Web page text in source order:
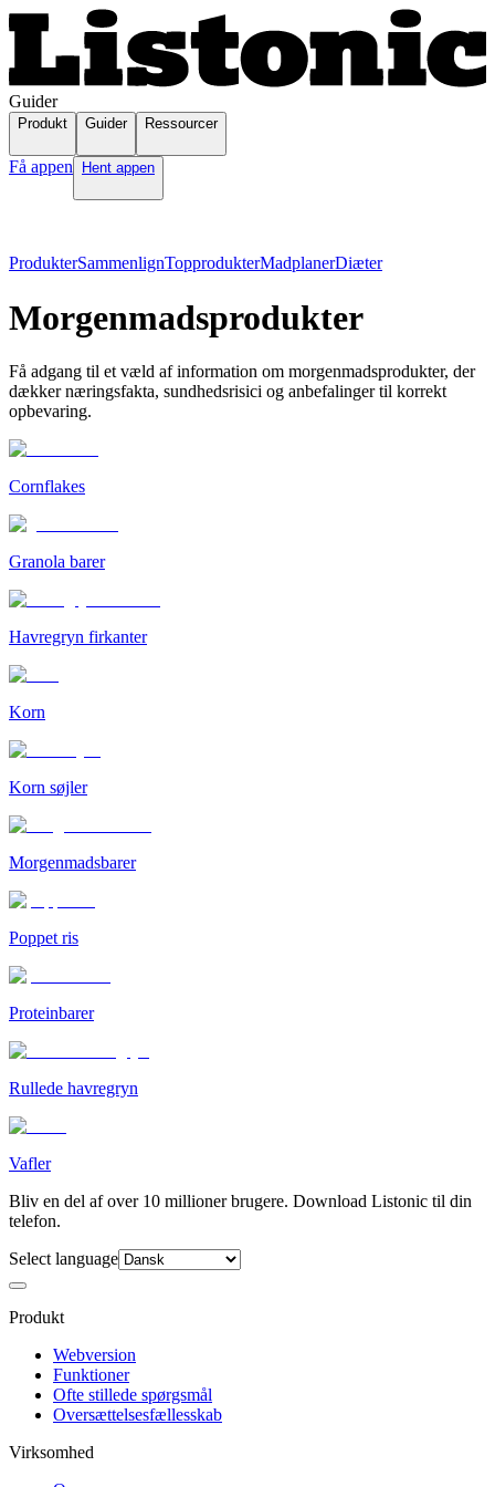
Guider
Produkt Guider Ressourcer
Få appen Hent appen
ProdukterSammenlignTopprodukterMadplanerDiæter
Morgenmadsprodukter
Få adgang til et væld af information om morgenmadsprodukter, der
dækker næringsfakta, sundhedsrisici og anbefalinger til korrekt
opbevaring.
Cornflakes
Granola barer
Havregryn firkanter
Korn
Korn søjler
Morgenmadsbarer
Poppet ris
Proteinbarer
Rullede havregryn
Vafler
Bliv en del af over 10 millioner brugere. Download Listonic til din
telefon.
Select language
Produkt
Webversion
Funktioner
Ofte stillede spørgsmål
Oversættelsesfællesskab
Virksomhed